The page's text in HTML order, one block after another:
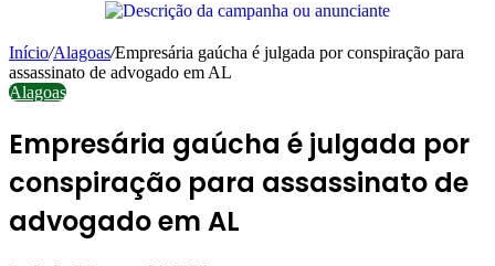
Início/Alagoas/Empresária gaúcha é julgada por conspiração para
assassinato de advogado em AL
Alagoas
Empresária gaúcha é julgada por
conspiração para assassinato de
advogado em AL